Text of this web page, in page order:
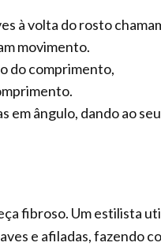
à volta do rosto
movimento.
do comprimento,
em ângulo, dando ao seu
fibroso. Um estilista
e afiladas, fazendo